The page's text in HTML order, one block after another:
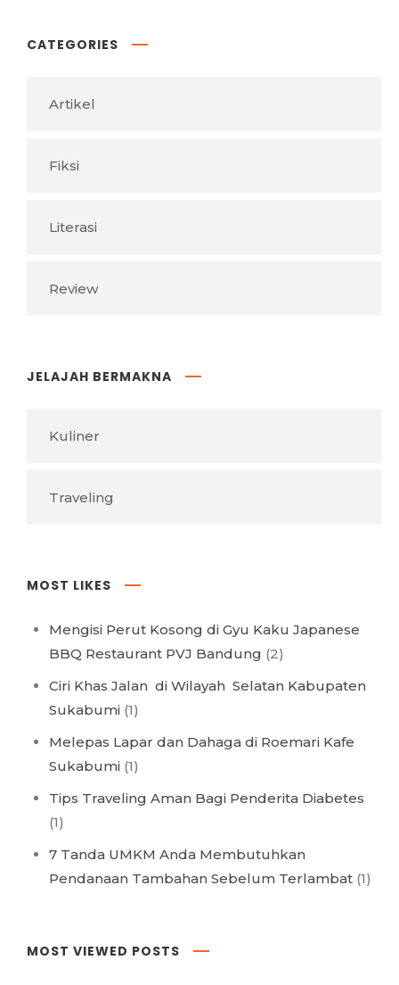
CATEGORIES
Artikel
Fiksi
Literasi
Review
JELAJAH BERMAKNA
Kuliner
Traveling
MOST LIKES
Mengisi Perut Kosong di Gyu Kaku Japanese
BBQ Restaurant PVJ Bandung (2)
Ciri Khas Jalan di Wilayah Selatan Kabupaten
Sukabumi (1)
Melepas Lapar dan Dahaga di Roemari Kafe
Sukabumi (1)
Tips Traveling Aman Bagi Penderita Diabetes
(1)
7 Tanda UMKM Anda Membutuhkan
Pendanaan Tambahan Sebelum Terlambat (1)
MOST VIEWED POSTS